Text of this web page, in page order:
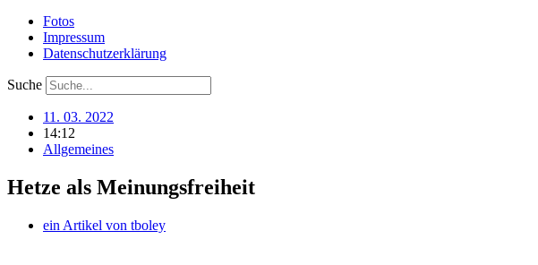
Fotos
Impressum
Datenschutzerklärung
Suche
11. 03. 2022
14:12
Allgemeines
Hetze als Meinungsfreiheit
ein Artikel von tboley